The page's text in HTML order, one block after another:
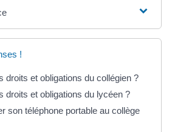
!
droits et obligations du collégien ?
droits et obligations du lycéen ?
son téléphone portable au collège